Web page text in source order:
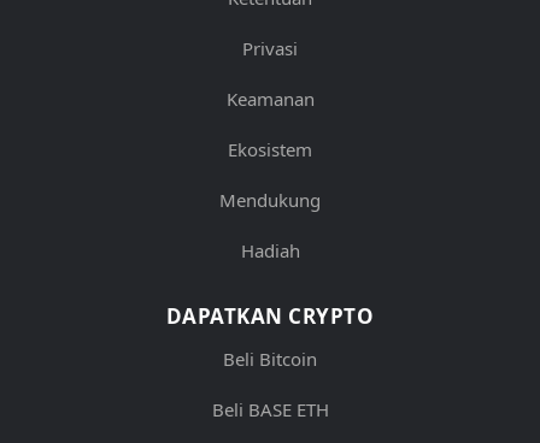
Privasi
Keamanan
Ekosistem
Mendukung
Hadiah
DAPATKAN CRYPTO
Beli Bitcoin
Beli BASE ETH